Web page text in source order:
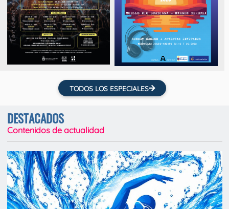
TODOS LOS ESPECIALES
DESTACADOS
Contenidos de actualidad